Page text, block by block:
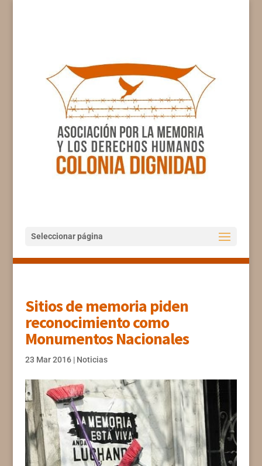
Seleccionar página
Sitios de memoria piden
reconocimiento como
Monumentos Nacionales
23 Mar 2016| Noticias